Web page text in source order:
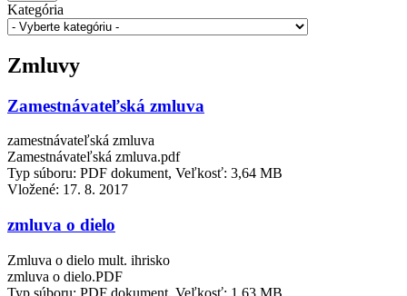
Kategória
Zmluvy
Zamestnávateľská zmluva
zamestnávateľská zmluva
Zamestnávateľská zmluva.pdf
Typ súboru: PDF dokument, Veľkosť: 3,64 MB
Vložené: 17. 8. 2017
zmluva o dielo
Zmluva o dielo mult. ihrisko
zmluva o dielo.PDF
Typ súboru: PDF dokument, Veľkosť: 1,63 MB